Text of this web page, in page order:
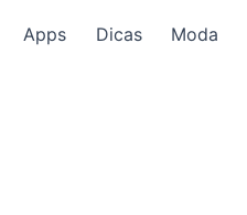
Apps Dicas Moda